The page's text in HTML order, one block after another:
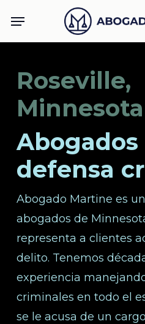
Menu
Roseville,
Minnesota
Abogados
defensa
Abogado Martine es
abogados de
representa a clientes
delito. Tenemos
experiencia
criminales en todo el
se le acusa de un